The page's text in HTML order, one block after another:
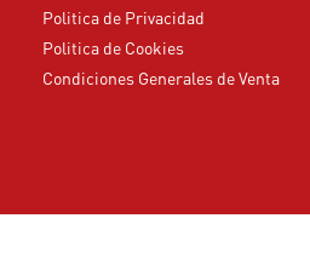
Politica de Privacidad
Politica de Cookies
Condiciones Generales de Venta